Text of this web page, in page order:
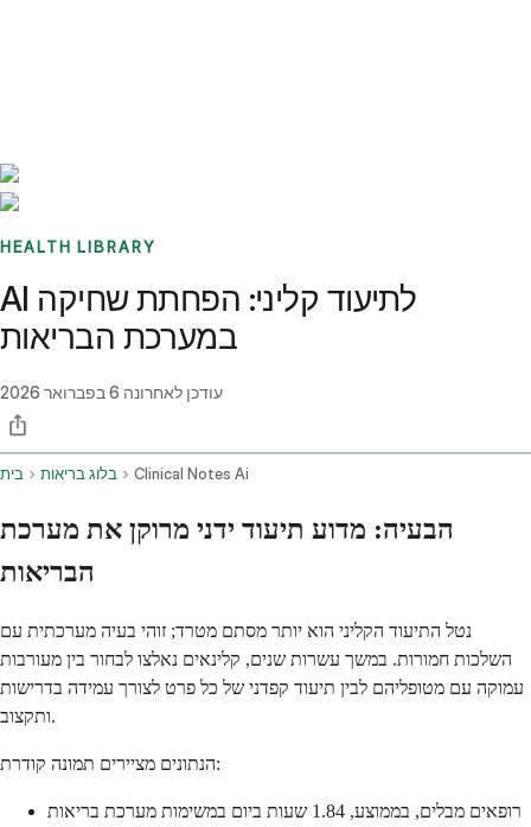
HEALTH LIBRARY
AI לתיעוד קליני: הפחתת שחיקה
במערכת הבריאות
עודכן לאחרונה 6 בפברואר 2026
בית בלוג בריאות Clinical Notes Ai
הבעיה: מדוע תיעוד ידני מרוקן את מערכת
הבריאות
נטל התיעוד הקליני הוא יותר מסתם מטרד; זוהי בעיה מערכתית עם
השלכות חמורות. במשך עשרות שנים, קלינאים נאלצו לבחור בין מעורבות
עמוקה עם מטופליהם לבין תיעוד קפדני של כל פרט לצורך עמידה בדרישות
ותקצוב.
הנתונים מציירים תמונה קודרת:
רופאים מבלים, בממוצע, 1.84 שעות ביום במשימות מערכת בריאות